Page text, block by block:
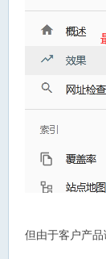
但由于客户产